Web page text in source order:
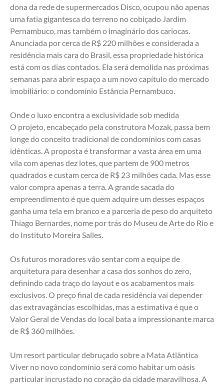
dona da rede de supermercados Disco, ocupou não apenas
uma fatia gigantesca do terreno no cobiçado Jardim
Pernambuco, mas também o imaginário dos cariocas.
Anunciada por cerca de R$ 220 milhões e considerada a
residência mais cara do Brasil, essa propriedade histórica
está com os dias contados. Ela será demolida nas próximas
semanas para abrir espaço a um novo capítulo do mercado
imobiliário: o condomínio Estância Pernambuco.
Onde o luxo encontra a exclusividade sob medida
O projeto, encabeçado pela construtora Mozak, passa bem
longe do conceito tradicional de condomínios com casas
idênticas. A proposta é transformar a vasta área em uma
vila com apenas dez lotes, que partem de 900 metros
quadrados e custam cerca de R$ 23 milhões cada. Mas esse
valor compra apenas a terra. A grande sacada do
empreendimento é que quem adquire um desses espaços
ganha uma tela em branco e a parceria de peso do arquiteto
Thiago Bernardes, nome por trás do Museu de Arte do Rio e
do Instituto Moreira Salles.
Os futuros moradores vão sentar com a equipe de
arquitetura para desenhar a casa dos sonhos do zero,
definindo cada traço do layout e os acabamentos mais
exclusivos. O preço final de cada residência vai depender
das extravagâncias escolhidas, mas a estimativa é que o
Valor Geral de Vendas do local bata a impressionante marca
de R$ 360 milhões.
Um resort particular debruçado sobre a Mata Atlântica
Viver no novo condomínio será como habitar um oásis
particular incrustado no coração da cidade maravilhosa. A